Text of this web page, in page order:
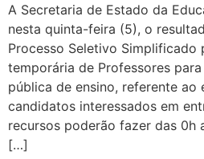
A Secretaria de Estado da
nesta quinta-feira (5), o
Processo Seletivo Simplificado
temporária de Professores
pública de ensino, referente ao
candidatos interessados em
recursos poderão fazer das 0h
[…]